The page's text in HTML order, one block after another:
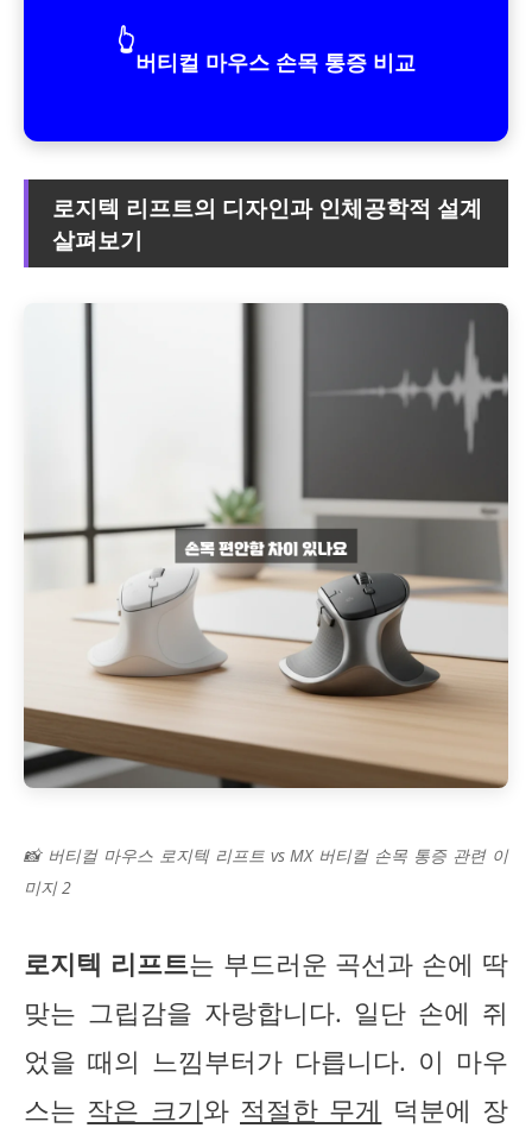
👆
버티컬 마우스 손목 통증 비교
로지텍 리프트의 디자인과 인체공학적 설계
살펴보기
📸 버티컬 마우스 로지텍 리프트 vs MX 버티컬 손목 통증 관련 이
미지 2
로지텍 리프트는 부드러운 곡선과 손에 딱
맞는 그립감을 자랑합니다. 일단 손에 쥐
었을 때의 느낌부터가 다릅니다. 이 마우
스는 작은 크기와 적절한 무게 덕분에 장